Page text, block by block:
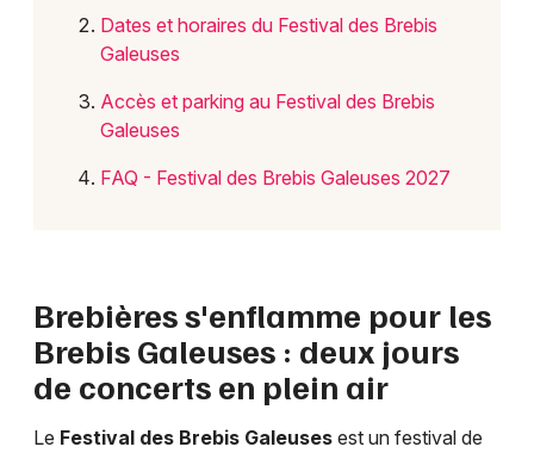
62 - Pas-de-Calais
Choisir mes départements
Mon email
Dates et horaires du Festival des Brebis
Galeuses
Accès et parking au Festival des Brebis
Galeuses
FAQ - Festival des Brebis Galeuses 2027
Brebières s'enflamme pour les
Brebis Galeuses : deux jours
de concerts en plein air
Le Festival des Brebis Galeuses est un festival de